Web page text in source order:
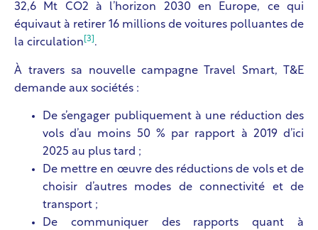
32,6 Mt CO2 à l’horizon 2030 en Europe, ce qui
équivaut à retirer 16 millions de voitures polluantes de
la circulation [3] .
À travers sa nouvelle campagne Travel Smart, T&E
demande aux sociétés :
De s’engager publiquement à une réduction des
vols d’au moins 50 % par rapport à 2019 d’ici
2025 au plus tard ;
De mettre en œuvre des réductions de vols et de
choisir d’autres modes de connectivité et de
transport ;
De communiquer des rapports quant à